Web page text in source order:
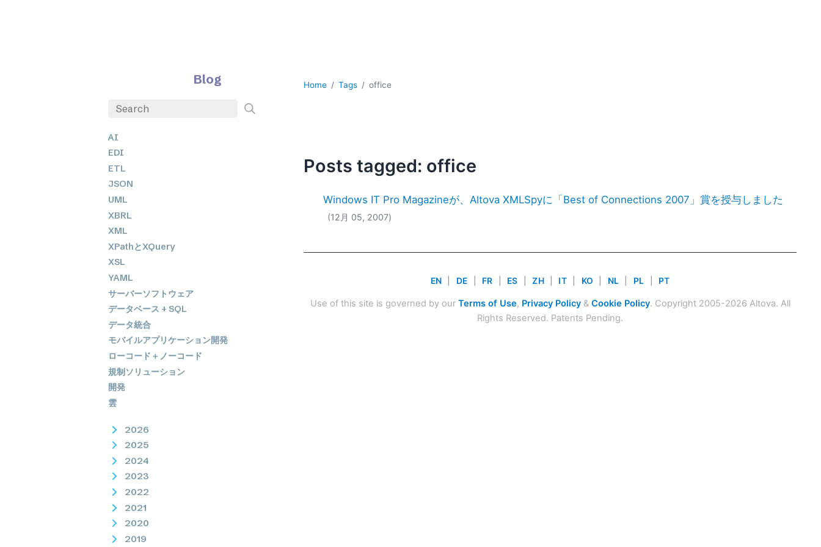
Blog
AI
EDI
ETL
JSON
UML
XBRL
XML
XPathとXQuery
XSL
YAML
サーバーソフトウェア
データベース + SQL
データ統合
モバイルアプリケーション開発
ローコード＋ノーコード
規制ソリューション
開発
雲
2026
2025
2024
2023
2022
2021
2020
2019
Home Tags office
Posts tagged: office
Windows IT Pro Magazineが、Altova XMLSpyに「Best of Connections 2007」賞を授与しました
(12月 05, 2007)
EN DE FR ES ZH IT KO NL PL PT
Use of this site is governed by our Terms of Use, Privacy Policy& Cookie Policy. Copyright 2005-2026 Altova. All
Rights Reserved. Patents Pending.